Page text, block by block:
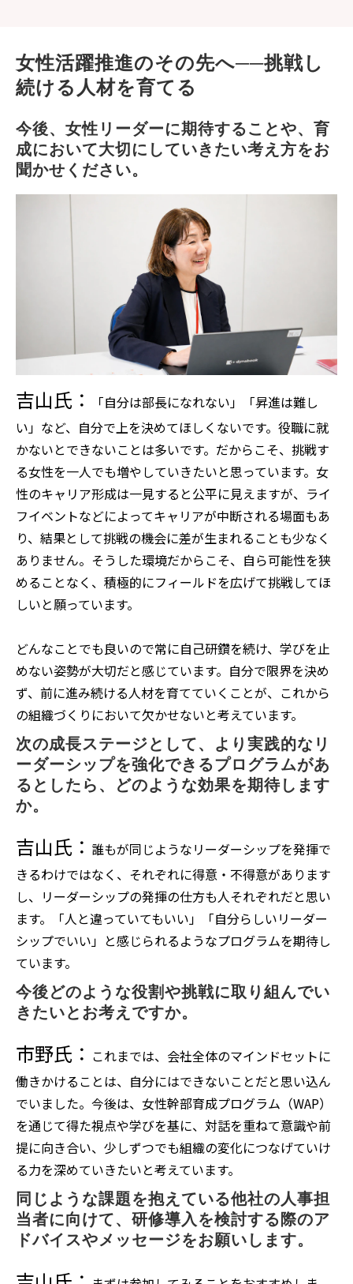
女性活躍推進のその先へ──挑戦し
続ける人材を育てる
今後、女性リーダーに期待することや、育
成において大切にしていきたい考え方をお
聞かせください。
吉山氏：
「自分は部長になれない」「昇進は難し
い」など、自分で上を決めてほしくないです。役職に就
かないとできないことは多いです。だからこそ、挑戦す
る女性を一人でも増やしていきたいと思っています。女
性のキャリア形成は一見すると公平に見えますが、ライ
フイベントなどによってキャリアが中断される場面もあ
り、結果として挑戦の機会に差が生まれることも少なく
ありません。そうした環境だからこそ、自ら可能性を狭
めることなく、積極的にフィールドを広げて挑戦してほ
しいと願っています。
どんなことでも良いので常に自己研鑽を続け、学びを止
めない姿勢が大切だと感じています。自分で限界を決め
ず、前に進み続ける人材を育てていくことが、これから
の組織づくりにおいて欠かせないと考えています。
次の成長ステージとして、より実践的なリ
ーダーシップを強化できるプログラムがあ
るとしたら、どのような効果を期待します
か。
吉山氏： 誰もが同じようなリーダーシップを発揮で
きるわけではなく、それぞれに得意・不得意があります
し、リーダーシップの発揮の仕方も人それぞれだと思い
ます。「人と違っていてもいい」「自分らしいリーダー
シップでいい」と感じられるようなプログラムを期待し
ています。
今後どのような役割や挑戦に取り組んでい
きたいとお考えですか。
市野氏： これまでは、会社全体のマインドセットに
働きかけることは、自分にはできないことだと思い込ん
でいました。今後は、女性幹部育成プログラム（WAP）
を通じて得た視点や学びを基に、対話を重ねて意識や前
提に向き合い、少しずつでも組織の変化につなげていけ
る力を深めていきたいと考えています。
同じような課題を抱えている他社の人事担
当者に向けて、研修導入を検討する際のア
ドバイスやメッセージをお願いします。